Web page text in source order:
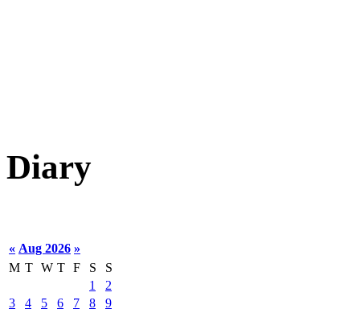
Diary
« Aug 2026 »
M T W T F S
S
1
2
3
4 5 6 7 8
9